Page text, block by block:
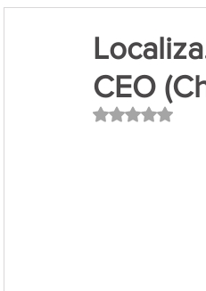
CEO
Avaliado